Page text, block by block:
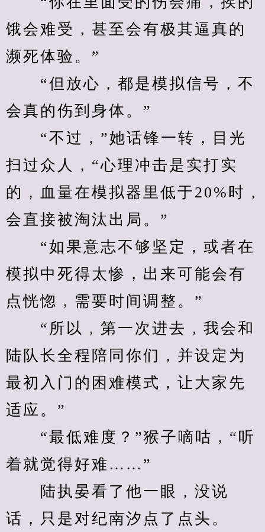
饿会难受，甚至会有极其逼真的
濒死体验。”
“但放心，都是模拟信号，不
会真的伤到身体。”
“不过，”她话锋一转，目光
扫过众人，“心理冲击是实打实
的，血量在模拟器里低于20%时，
会直接被淘汰出局。”
“如果意志不够坚定，或者在
模拟中死得太惨，出来可能会有
点恍惚，需要时间调整。”
“所以，第一次进去，我会和
陆队长全程陪同你们，并设定为
最初入门的困难模式，让大家先
适应。”
“最低难度？”猴子嘀咕，“听
着就觉得好难……”
陆执晏看了他一眼，没说
话，只是对纪南汐点了点头。